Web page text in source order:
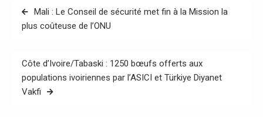
Navigation
de
Mali : Le Conseil de sécurité met fin à la Mission la
plus coûteuse de l’ONU
Côte d’Ivoire/Tabaski : 1250 bœufs offerts aux
populations ivoiriennes par l’ASICI et Türkiye Diyanet
Vakfi